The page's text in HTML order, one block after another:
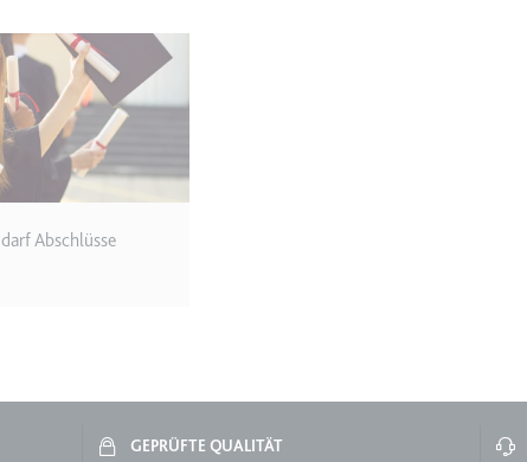
Nutzer mit eingebetteten Inhalten zu verfolgen.
Abschlüsse
GEPRÜFTE QUALITÄT